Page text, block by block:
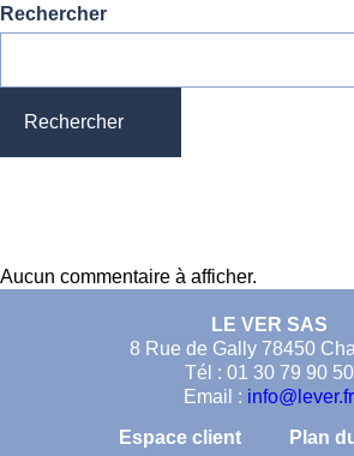
Rechercher
Rechercher
Aucun commentaire à afficher.
LE VER SAS
8 Rue de Gally 78450
Tél : 01 30 79 90 50
Email : info@lever.fr
Espace client
Plan